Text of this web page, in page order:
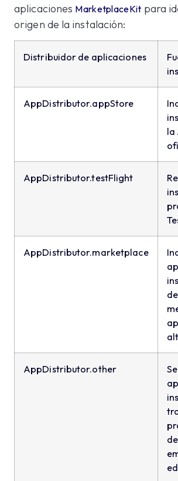
aplicaciones MarketplaceKit para
origen de la instalación:
Distribuidor de aplicaciones
AppDistributor.appStore
la
AppDistributor.testFlight
AppDistributor.marketplace
AppDistributor.other